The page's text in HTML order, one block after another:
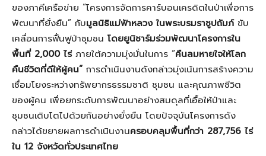
ของภาคีเครือข่าย “โครงการจัดการคาร์บอนเครดิตในป่าเพื่อการ
พัฒนาที่ยั่งยืน” กับมูลนิธิแม่ฟ้าหลวง ในพระบรมราชูปถัมภ์ขับ
เคลื่อนการฟื้นฟูป่าชุมชน โดยยูนิชาร์มร่วมพัฒนาโครงการใน
พื้นที่ 2,000 ไร่ภายใต้ความมุ่งมั่นในการ “คืนลมหายใจให้โลก
คืนชีวิตที่ดีให้ผู้คน” การดำเนินงานดังกล่าวมุ่งเน้นการสร้างความ
เชื่อมโยงระหว่างทรัพยากรธรรมชาติ ชุมชน และคุณภาพชีวิต
ของผู้คน เพื่อยกระดับการพัฒนาอย่างสมดุลที่เอื้อให้ป่าและ
ชุมชนเติบโตไปด้วยกันอย่างยั่งยืน โดยปัจจุบันโครงการดัง
กล่าวได้ขยายผลการดำเนินงานครอบคลุมพื้นที่กว่า 287,756 ไร่
ใน 12 จังหวัดทั่วประเทศไทย